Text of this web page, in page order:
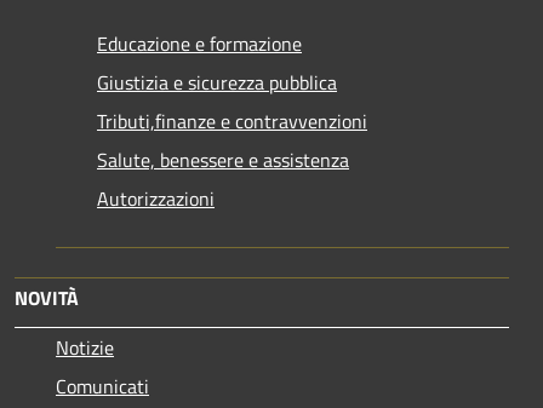
Educazione e formazione
Giustizia e sicurezza pubblica
Tributi,finanze e contravvenzioni
Salute, benessere e assistenza
Autorizzazioni
NOVITÀ
Notizie
Comunicati